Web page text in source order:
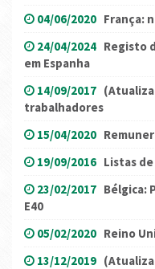
04/06/2020 França:
24/04/2024 Registo
em Espanha
14/09/2017
trabalhadores
15/04/2020
19/09/2016 Listas
23/02/2017 Bélgica:
E40
05/02/2020 Reino
13/12/2019